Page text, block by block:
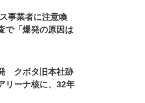
事業者に注意喚
で「爆発の原因は
クボタ旧本社跡
リーナ核に、32年